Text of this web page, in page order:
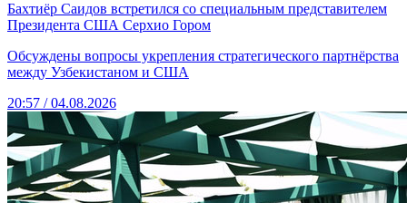
Бахтиёр Саидов встретился со специальным представителем
Президента США Серхио Гором
Обсуждены вопросы укрепления стратегического партнёрства
между Узбекистаном и США
20:57 / 04.08.2026